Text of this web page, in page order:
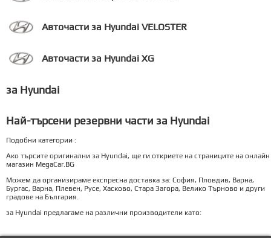
Авточасти за Hyundai VELOSTER
Авточасти за Hyundai XG
за Hyundai
Най-търсени резервни части за Hyundai
Подобни категории :
Ако търсите оригинални за Hyundai, ще ги откриете на страниците на онлайн
магазин MegaCar.BG
Можем да организираме експресна доставка за: София, Пловдив, Варна,
Бургас, Варна, Плевен, Русе, Хасково, Стара Загора, Велико Търново и други
градове на България.
за Hyundai предлагаме на различни производители като: